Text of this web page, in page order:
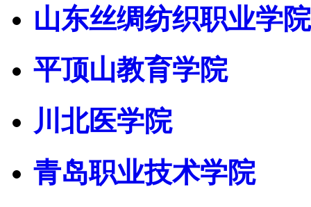
山东丝绸纺织职业学院
平顶山教育学院
川北医学院
青岛职业技术学院